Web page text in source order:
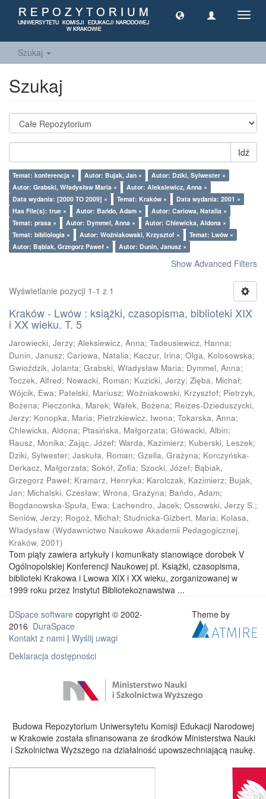
Szukaj
Szukaj
Idź
Temat: konferencja × Autor: Bujak, Jan ×
Autor: Dziki, Sylwester ×
Autor: Grabski, Władysław Maria ×
Autor: Aleksiewicz, Anna ×
Data wydania: [2000 TO 2009] ×
Temat: Kraków ×
Data wydania: 2001 ×
Has File(s): true ×
Autor: Bańdo, Adam ×
Autor: Cariowa, Natalia ×
Temat: prasa ×
Autor: Dymmel, Anna ×
Autor: Chlewicka, Aldona ×
Temat: bibliologia ×
Autor: Woźniakowski, Krzysztof ×
Temat: Lwów ×
Autor: Bąbiak, Grzegorz Paweł ×
Autor: Dunin, Janusz ×
Show Advanced Filters
Wyświetlanie pozycji 1-1 z 1
Kraków - Lwów : książki, czasopisma, biblioteki XIX
i XX wieku. T. 5
Jarowiecki, Jerzy; Aleksiewicz, Anna; Tadeusiewicz, Hanna;
Dunin, Janusz; Cariowa, Natalia; Kaczur, Irina; Olga, Kolosowska;
Gwioździk, Jolanta; Grabski, Władysław Maria; Dymmel, Anna;
Toczek, Alfred; Nowacki, Roman; Kuzicki, Jerzy; Zięba, Michał;
Wójcik, Ewa; Patelski, Mariusz; Woźniakowski, Krzysztof; Pietrzyk,
Bożena; Pieczonka, Marek; Wałek, Bożena; Reizes-Dzieduszycki,
Jerzy; Konopka, Maria; Pietrzkiewicz, Iwona; Tokarska, Anna;
Chlewicka, Aldona; Ptasińska, Małgorzata; Główacki, Albin;
Rausz, Monika; Zając, Józef; Warda, Kazimierz; Kuberski, Leszek;
Dziki, Sylwester; Jaskuła, Roman; Gzella, Grażyna; Korczyńska-
Derkacz, Małgorzata; Sokół, Zofia; Szocki, Józef; Bąbiak,
Grzegorz Paweł; Kramarz, Henryka; Karolczak, Kazimierz; Bujak,
Jan; Michalski, Czesław; Wrona, Grażyna; Bańdo, Adam;
Bogdanowska-Spuła, Ewa; Lachendro, Jacek; Ossowski, Jerzy S.;
Seniów, Jerzy; Rogoż, Michał; Studnicka-Gizbert, Maria; Kolasa,
Władysław (Wydawnictwo Naukowe Akademii Pedagogicznej,
Kraków, 2001)
Tom piąty zawiera artykuły i komunikaty stanowiące dorobek V
Ogólnopolskiej Konferencji Naukowej pt. Książki, czasopisma,
biblioteki Krakowa i Lwowa XIX i XX wieku, zorganizowanej w
1999 roku przez Instytut Bibliotekoznawstwa ...
DSpace software copyright © 2002-
2016 DuraSpace
Kontakt z nami | Wyślij uwagi
Deklaracja dostępności
Theme by
Budowa Repozytorium Uniwersytetu Komisji Edukacji Narodowej
w Krakowie została sfinansowana ze środków Ministerstwa Nauki
i Szkolnictwa Wyższego na działalność upowszechniającą naukę.